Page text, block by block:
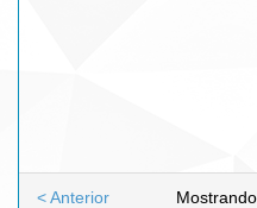
< Anterior